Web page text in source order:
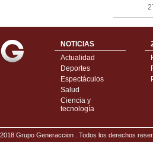
NOTICIAS
Actualidad
Deportes
Espectáculos
Salud
Ciencia y
tecnología
2018 Grupo Generaccion . Todos los derechos